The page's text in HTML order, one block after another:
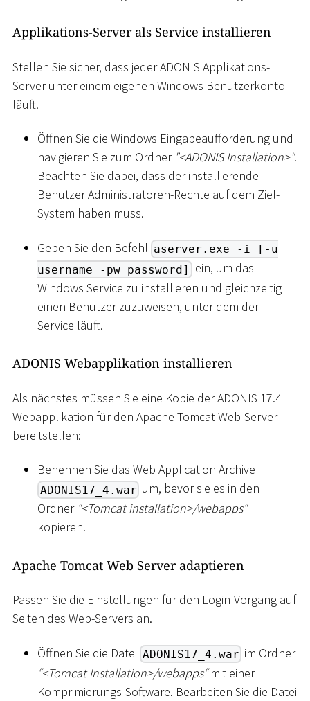
Applikations-Server als Service installieren
Stellen Sie sicher, dass jeder ADONIS Applikations-
Server unter einem eigenen Windows Benutzerkonto
läuft.
Öffnen Sie die Windows Eingabeaufforderung und
navigieren Sie zum Ordner "<ADONIS Installation>".
Beachten Sie dabei, dass der installierende
Benutzer Administratoren-Rechte auf dem Ziel-
System haben muss.
Geben Sie den Befehl aserver.exe -i [-u
username -pw password] ein, um das
Windows Service zu installieren und gleichzeitig
einen Benutzer zuzuweisen, unter dem der
Service läuft.
ADONIS Webapplikation installieren
Als nächstes müssen Sie eine Kopie der ADONIS 17.4
Webapplikation für den Apache Tomcat Web-Server
bereitstellen:
Benennen Sie das Web Application Archive
ADONIS17_4.war um, bevor sie es in den
Ordner “<Tomcat installation>/webapps“
kopieren.
Apache Tomcat Web Server adaptieren
Passen Sie die Einstellungen für den Login-Vorgang auf
Seiten des Web-Servers an.
Öffnen Sie die Datei ADONIS17_4.war im Ordner
“<Tomcat Installation>/webapps“mit einer
Komprimierungs-Software. Bearbeiten Sie die Datei